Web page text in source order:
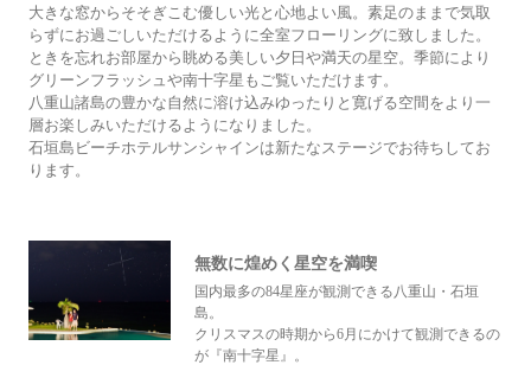
大きな窓からそそぎこむ優しい光と心地よい風。素足のままで気取
らずにお過ごしいただけるように全室フローリングに致しました。
ときを忘れお部屋から眺める美しい夕日や満天の星空。季節により
グリーンフラッシュや南十字星もご覧いただけます。
八重山諸島の豊かな自然に溶け込みゆったりと寛げる空間をより一
層お楽しみいただけるようになりました。
石垣島ビーチホテルサンシャインは新たなステージでお待ちしてお
ります。
無数に煌めく星空を満喫
国内最多の84星座が観測できる八重山・石垣
島。
クリスマスの時期から6月にかけて観測できるの
が『南十字星』。